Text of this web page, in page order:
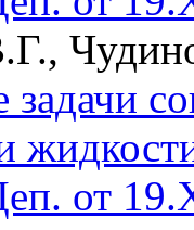
задачи
от